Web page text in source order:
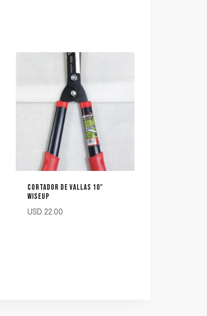
CORTADOR DE VALLAS 10″
WISEUP
USD 22.00